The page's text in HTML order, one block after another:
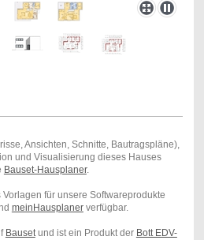
Ansichten, Schnitte, Bautragspläne),
und Visualisierung dieses Hauses
Bauset-Hausplaner.
für unsere Softwareprodukte
meinHausplanerverfügbar.
Bausetund ist ein Produkt der Bott EDV-